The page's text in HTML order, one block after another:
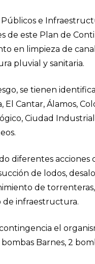
e
de este Plan de
en limpieza de
pluvial y sanitaria.
se tienen
Cantar, Álamos,
Ciudad
diferentes
de lodos,
de
de infraestructura.
el
Barnes, 2